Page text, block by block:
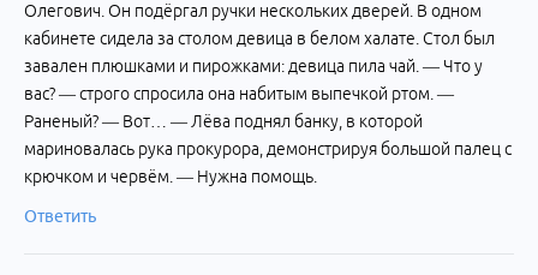
Олегович. Он подёргал ручки нескольких дверей. В одном
кабинете сидела за столом девица в белом халате. Стол был
завален плюшками и пирожками: девица пила чай. — Что у
вас? — строго спросила она набитым выпечкой ртом. —
Раненый? — Вот… — Лёва поднял банку, в которой
мариновалась рука прокурора, демонстрируя большой палец с
крючком и червём. — Нужна помощь.
Ответить